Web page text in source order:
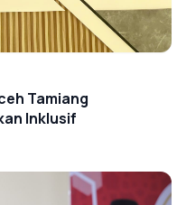
Tamiang
Inklusif